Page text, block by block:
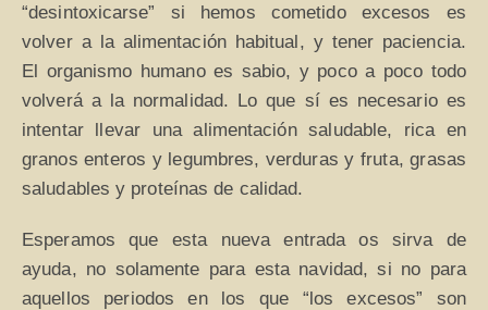
“desintoxicarse” si hemos cometido excesos es
volver a la alimentación habitual, y tener paciencia.
El organismo humano es sabio, y poco a poco todo
volverá a la normalidad. Lo que sí es necesario es
intentar llevar una alimentación saludable, rica en
granos enteros y legumbres, verduras y fruta, grasas
saludables y proteínas de calidad.
Esperamos que esta nueva entrada os sirva de
ayuda, no solamente para esta navidad, si no para
aquellos periodos en los que “los excesos” son